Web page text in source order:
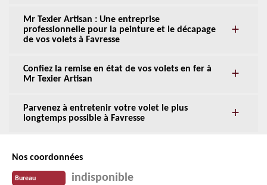
Mr Texier Artisan : Une entreprise
professionnelle pour la peinture et le décapage
de vos volets à Favresse
Confiez la remise en état de vos volets en fer à
Mr Texier Artisan
Parvenez à entretenir votre volet le plus
longtemps possible à Favresse
Nos coordonnées
Bureau indisponible